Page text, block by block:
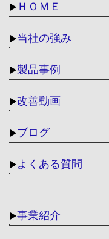
▶ ＨＯＭＥ
▶当社の強み
▶製品事例
▶改善動画
▶ブログ
▶よくある質問
▶事業紹介